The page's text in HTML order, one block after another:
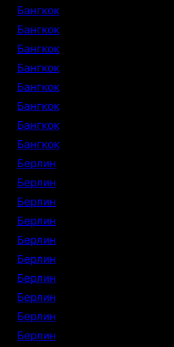
Бангкок
Бангкок
Бангкок
Бангкок
Бангкок
Бангкок
Бангкок
Бангкок
Берлин
Берлин
Берлин
Берлин
Берлин
Берлин
Берлин
Берлин
Берлин
Берлин